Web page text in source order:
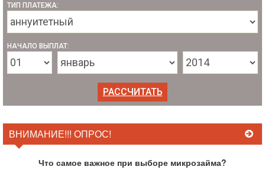
ТИП ПЛАТЕЖА:
НАЧАЛО ВЫПЛАТ:
ВНИМАНИЕ!!! ОПРОС!
Что самое важное при выборе микрозайма?